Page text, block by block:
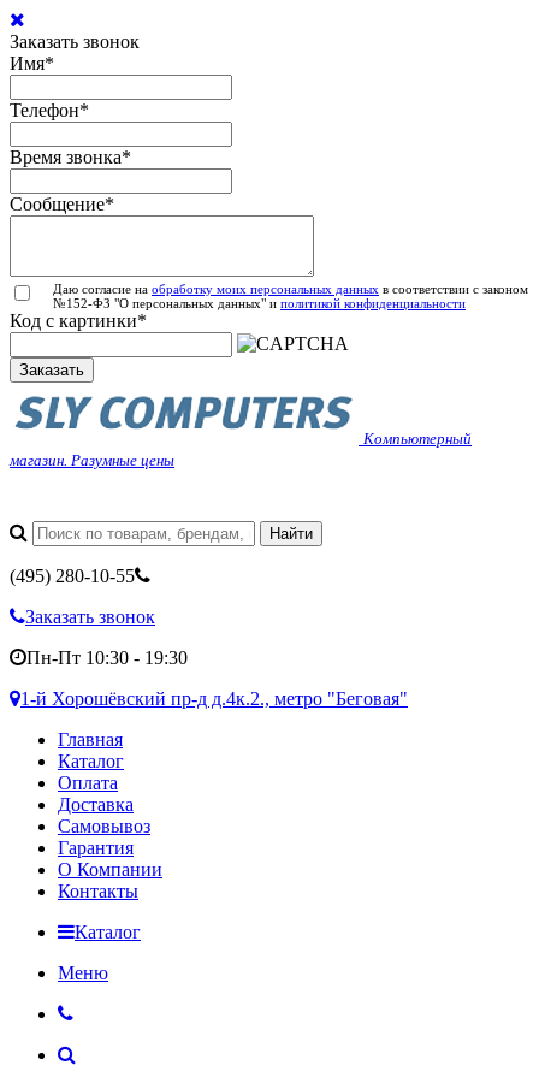
Заказать звонок
Имя*
Телефон*
Время звонка*
Сообщение*
Даю согласие на обработку моих персональных данных в соответствии с законом
№152-ФЗ "О персональных данных" и политикой конфиденциальности
Код с картинки*
Заказать
Компьютерный
магазин. Разумные цены
(495) 280-10-55
Заказать звонок
Пн-Пт 10:30 - 19:30
1-й Хорошёвский пр-д д.4к.2., метро "Беговая"
Главная
Каталог
Оплата
Доставка
Самовывоз
Гарантия
О Компании
Контакты
Каталог
Меню